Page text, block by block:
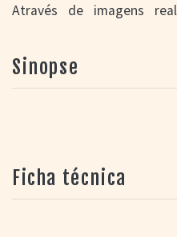
Através de imagens
imagens filmadas pelo
de viagem, com sua
realizada em 1938 a
arquivos nacionais e
brasileira.
reúne
Sinopse
Ficha técnica